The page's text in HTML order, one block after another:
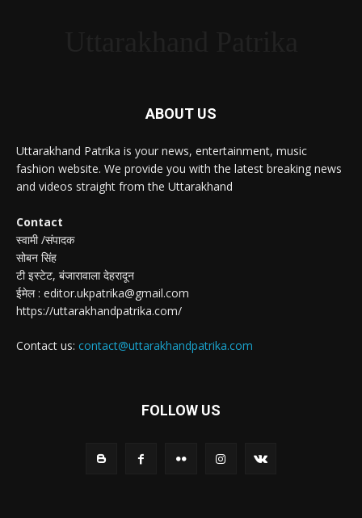
ABOUT US
Uttarakhand Patrika is your news, entertainment, music
fashion website. We provide you with the latest breaking news
and videos straight from the Uttarakhand
Contact
स्वामी /संपादक
सोबन सिंह
टी इस्टेट, बंजारावाला देहरादून
ईमेल : editor.ukpatrika@gmail.com
https://uttarakhandpatrika.com/
Contact us: contact@uttarakhandpatrika.com
FOLLOW US